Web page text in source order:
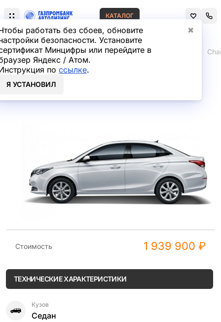
работать без сбоев, обновите
безопасности. Установите
Минцифры или перейдите в
Яндекс / Атом.
по ссылке.
Я УСТАНОВИЛ
✖
КАТАЛОГ
Главная Лизинг легковых автомобилей
Changan Alsvin Седан в
лизинг
Стоимость 1 939 900 ₽
ТЕХНИЧЕСКИЕ ХАРАКТЕРИСТИКИ
Кузов
Седан